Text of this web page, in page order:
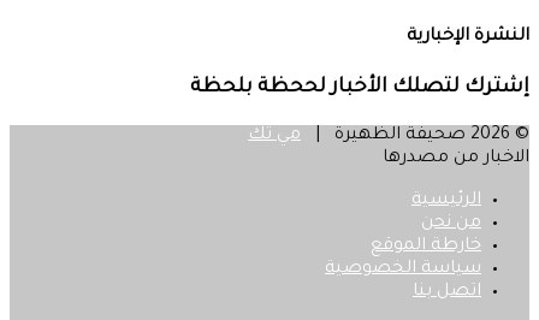
النشرة الإخبارية
إشترك لتصلك الأخبار لححظة بلحظة
© 2026 صحيفة الظهيرة |
مي تك
الاخبار من مصدرها
الرئيسية
من نحن
خارطة الموقع
سياسة الخصوصية
اتصل بنا